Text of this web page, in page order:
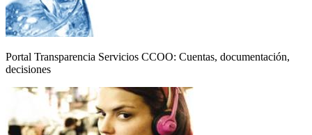
Portal Transparencia Servicios CCOO: Cuentas, documentación,
decisiones